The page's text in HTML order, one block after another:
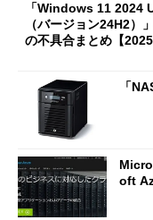
「Windows 11 2024
（バージョン24H2）
の不具合まとめ【2025
「
oft